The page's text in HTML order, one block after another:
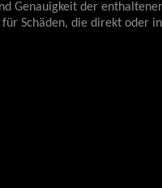
Genauigkeit der
Schäden, die direkt oder